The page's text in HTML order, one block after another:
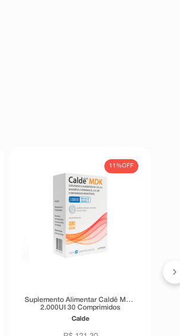
11%OFF
Suplemento Alimentar Caldê MDK
2.000UI 30 Comprimidos
Revestidos
Calde